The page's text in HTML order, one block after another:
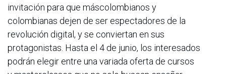
invitación para que máscolombianos y
colombianas dejen de ser espectadores de la
revolución digital, y se conviertan en sus
protagonistas. Hasta el 4 de junio, los interesados
podrán elegir entre una variada oferta de cursos